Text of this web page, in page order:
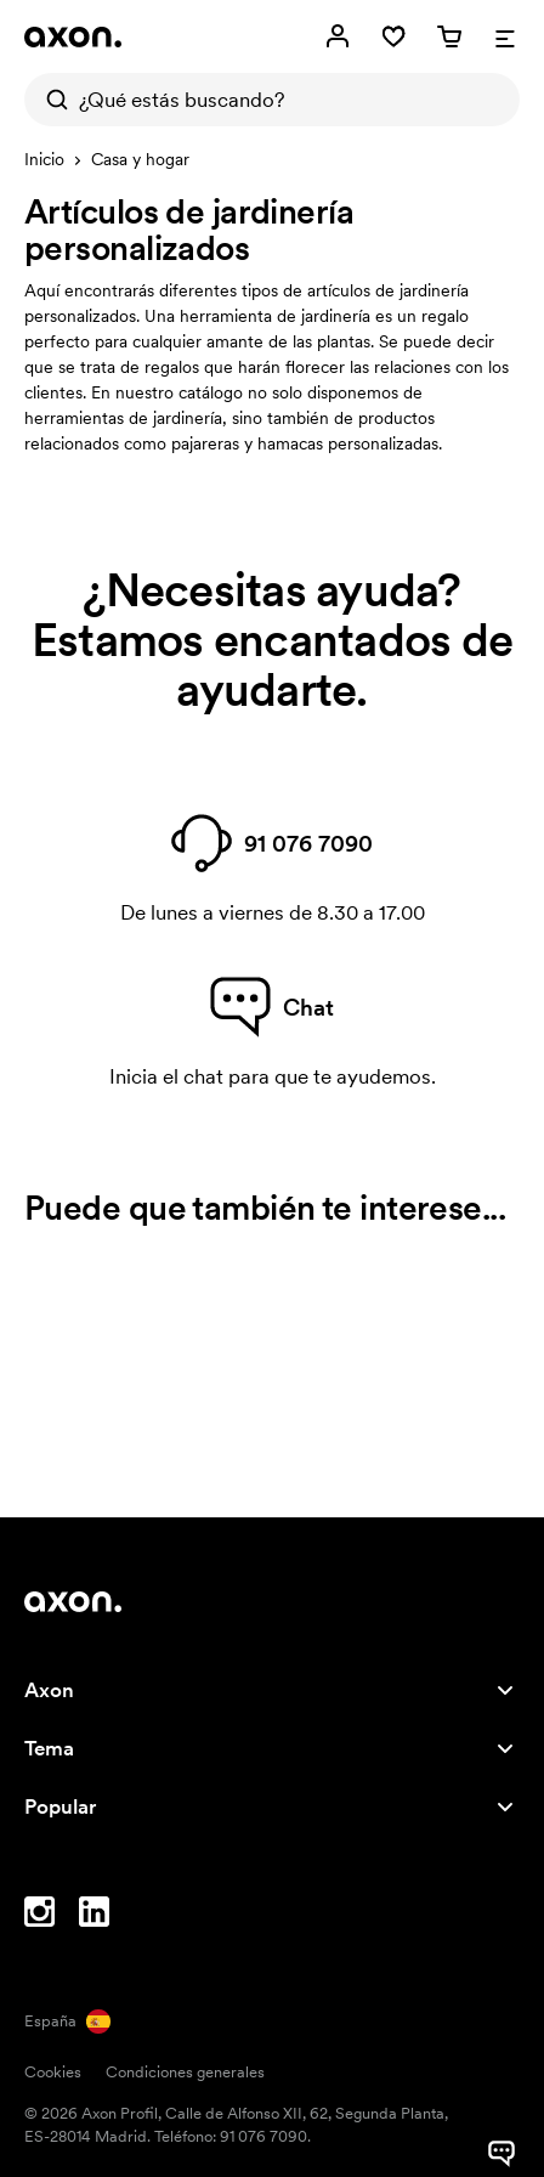
Inicio Casa y hogar
Artículos de jardinería
personalizados
Aquí encontrarás diferentes tipos de artículos de jardinería
personalizados. Una herramienta de jardinería es un regalo
perfecto para cualquier amante de las plantas. Se puede decir
que se trata de regalos que harán florecer las relaciones con los
clientes. En nuestro catálogo no solo disponemos de
herramientas de jardinería, sino también de productos
relacionados como pajareras y hamacas personalizadas.
¿Necesitas ayuda?
Estamos encantados de
ayudarte.
91 076 7090
De lunes a viernes de 8.30 a 17.00
Chat
Inicia el chat para que te ayudemos.
Puede que también te interese...
Axon
Nosotros
Careers
Tema
Más vendidos
Inspiración
Popular
Cuadernos
Paraguas
España
Cookies
Condiciones generales
© 2026 Axon Profil, Calle de Alfonso XII, 62, Segunda Planta,
ES-28014 Madrid. Teléfono: 91 076 7090.